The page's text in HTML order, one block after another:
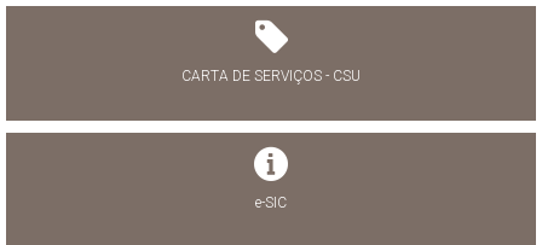
CARTA DE SERVIÇOS - CSU
e-SIC